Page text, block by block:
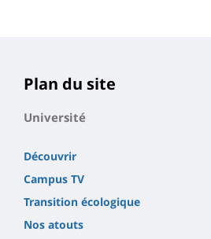
Plan du site
Université
Découvrir
Campus TV
Transition écologique
Nos atouts